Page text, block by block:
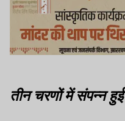
तीन चरणों में संपन्न